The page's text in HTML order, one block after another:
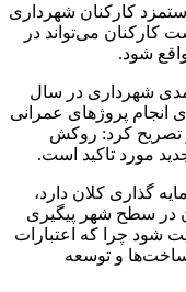
کارکنان شهرداری
کارکنان می‌تواند در
شود.
شهرداری در سال
انجام پروژهای عمرانی
تصریح کرد: روکش
مورد تاکید است.
گذاری کلان دارد،
در سطح شهر پیگیری
شود چرا که اعتبارات
و توسعه